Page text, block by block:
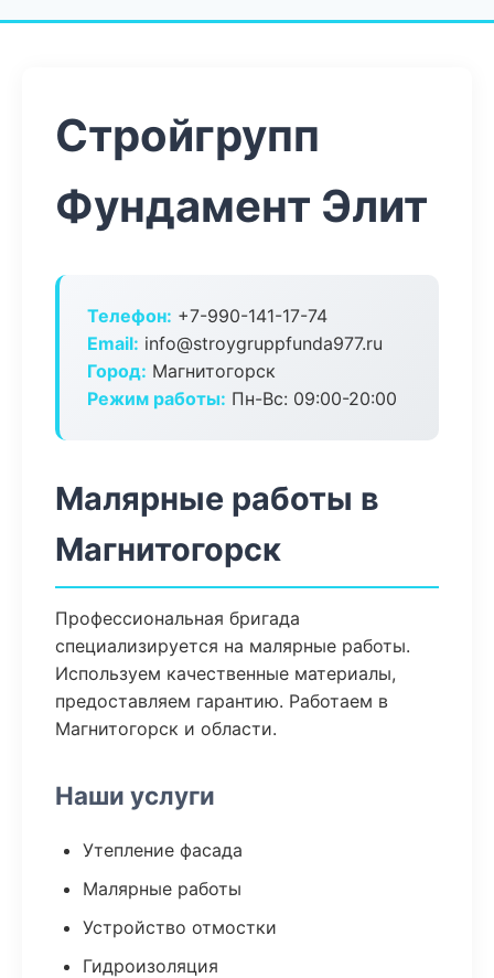
Стройгрупп
Фундамент Элит
Телефон: +7-990-141-17-74
Email: info@stroygruppfunda977.ru
Город: Магнитогорск
Режим работы: Пн-Вс: 09:00-20:00
Малярные работы в
Магнитогорск
Профессиональная бригада
специализируется на малярные работы.
Используем качественные материалы,
предоставляем гарантию. Работаем в
Магнитогорск и области.
Наши услуги
Утепление фасада
Малярные работы
Устройство отмостки
Гидроизоляция